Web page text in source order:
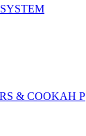
& COOKAH P